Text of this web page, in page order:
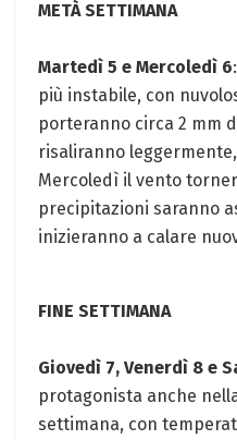
METÀ SETTIMANA
Martedì 5 e Mercoledì 6
più instabile, con
porteranno circa 2 mm
risaliranno
Mercoledì il vento
precipitazioni saranno
inizieranno a calare
FINE SETTIMANA
Giovedì 7, Venerdì 8 e
protagonista anche
settimana, con